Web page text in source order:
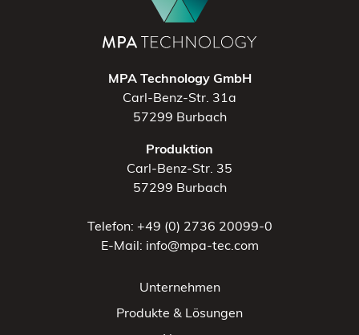
MPA Technology GmbH
Carl-Benz-Str. 31a
57299 Burbach
Produktion
Carl-Benz-Str. 35
57299 Burbach
Telefon: +49 (0) 2736 20099-0
E-Mail: info@mpa-tec.com
Unternehmen
Produkte & Lösungen